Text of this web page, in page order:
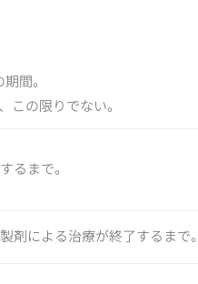
間。
この限りでない。
るまで。
剤による治療が終了するまで。